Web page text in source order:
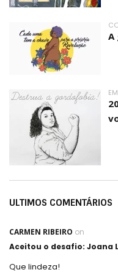
A
ULTIMOS COMENTÁRIOS
CARMEN RIBEIRO on
Aceitou o desafio:
Que lindeza!